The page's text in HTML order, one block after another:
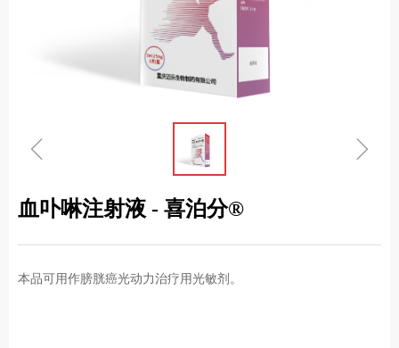
ꁆ ꁇ
血卟啉注射液 - 喜泊分®
本品可用作膀胱癌光动力治疗用光敏剂。